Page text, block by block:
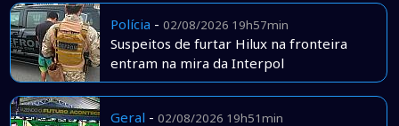
Polícia - 02/08/2026 19h57min
Suspeitos de furtar Hilux na fronteira
entram na mira da Interpol
Geral - 02/08/2026 19h51min